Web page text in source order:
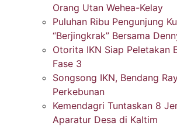
Orang Utan Wehea-Kelay
Puluhan Ribu Pengunjung
“Berjingkrak” Bersama
Otorita IKN Siap Peletakan
Fase 3
Songsong IKN, Bendang
Perkebunan
Kemendagri Tuntaskan 8
Aparatur Desa di Kaltim